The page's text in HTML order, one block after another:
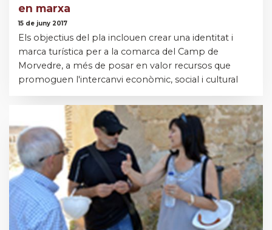
en marxa
15 de juny 2017
Els objectius del pla inclouen crear una identitat i
marca turística per a la comarca del Camp de
Morvedre, a més de posar en valor recursos que
promoguen l'intercanvi econòmic, social i cultural